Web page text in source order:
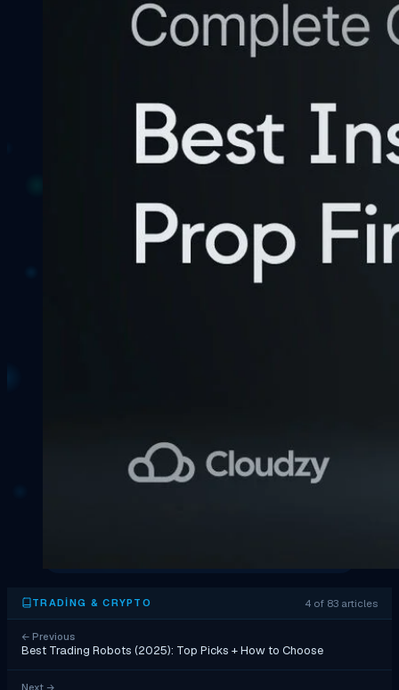
TRADING & CRYPTO 4 of 83 articles
← Previous
Best Trading Robots (2025): Top Picks + How to Choose
Next →